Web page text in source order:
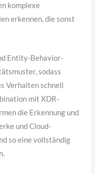
komplexe
erkennen, die sonst
Entity-Behavior-
sodass
Verhalten schnell
mit XDR-
die Erkennung und
und Cloud-
so eine vollständig